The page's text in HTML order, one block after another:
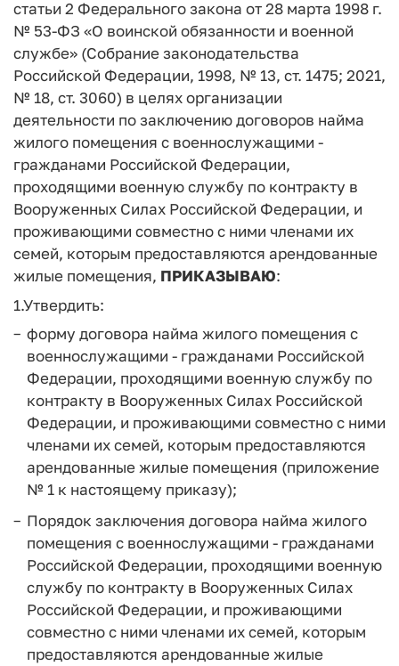
статьи 2 Федерального закона от 28 марта 1998 г.
№ 53-ФЗ «О воинской обязанности и военной
службе» (Собрание законода­тельства
Российской Федерации, 1998, № 13, ст. 1475; 2021,
№ 18, ст. 3060) в целях организации
деятельности по заключению договоров найма
жилого помещения с военнослужащими -
гражда­нами Российской Федерации,
проходящими военную службу по кон­тракту в
Вооруженных Силах Российской Федерации, и
проживаю­щими совместно с ними членами их
семей, которым предоставляют­ся арендованные
жилые помещения, ПРИКАЗЫВАЮ:
1.Утвердить:
форму договора найма жилого помещения с
военнослужащими - гражданами Российской
Федерации, проходящими военную службу по
контракту в Вооруженных Силах Российской
Федерации, и проживающими совместно с ними
членами их семей, которым предоставляются
арендованные жилые помещения (приложение
№ 1 к настоящему приказу);
Порядок заключения договора найма жилого
помещения с военнослужащими - гражданами
Российской Федерации, проходящими военную
службу по контракту в Вооруженных Силах
Российской Федерации, и проживающими
совместно с ними членами их семей, которым
предоставляются арендованные жилые